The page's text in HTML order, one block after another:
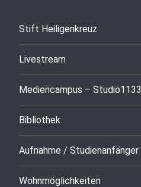
Stift Heiligenkreuz
Livestream
Mediencampus – Studio1133
Bibliothek
Aufnahme / Studienanfänger
Wohnmöglichkeiten